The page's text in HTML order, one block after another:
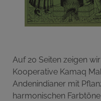
Auf 20 Seiten zeigen
Kooperative Kamaq
Andenindianer mit
harmonischen